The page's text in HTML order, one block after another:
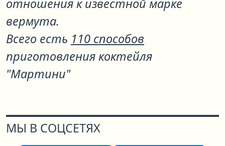
отношения к известной марке
вермута.
Всего есть 110 способов
приготовления коктейля
"Мартини"
МЫ В СОЦСЕТЯХ